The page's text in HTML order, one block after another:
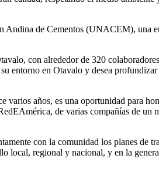
de Cementos (UNACEM), una
con alrededor de 320 colaboradores
entorno en Otavalo y desea profundizar
años, es una oportunidad para
de varias compañías de un
con la comunidad los planes de
local, regional y nacional, y en la